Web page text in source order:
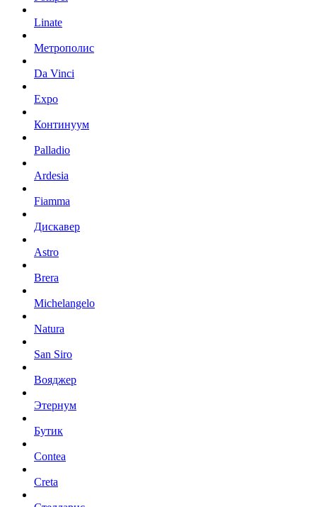
Linate
Метрополис
Da Vinci
Expo
Континуум
Palladio
Ardesia
Fiamma
Дискавер
Astro
Brera
Michelangelo
Natura
San Siro
Вояджер
Этернум
Бутик
Contea
Creta